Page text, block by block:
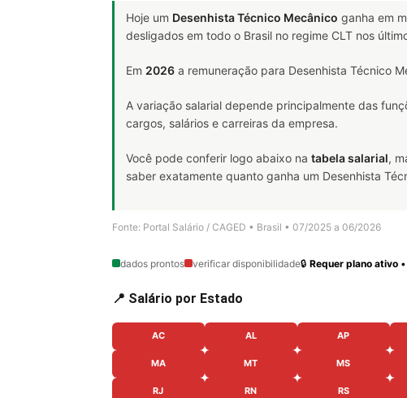
Hoje um Desenhista Técnico Mecânico ganha em
desligados em todo o Brasil no regime CLT nos
Em 2026 a remuneração para Desenhista Técnico
A variação salarial depende principalmente das
cargos, salários e carreiras da empresa.
Você pode conferir logo abaixo na tabela salarial,
saber exatamente quanto ganha um Desenhista
Fonte: Portal Salário / CAGED • Brasil • 07/2025 a 06/2026
dados prontos verificar disponibilidade🔒 Requer plano ativo •
📍 Salário por Estado
AC AL AP
MA MT MS
RJ RN RS